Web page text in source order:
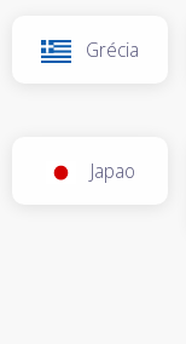
Grécia
Japao